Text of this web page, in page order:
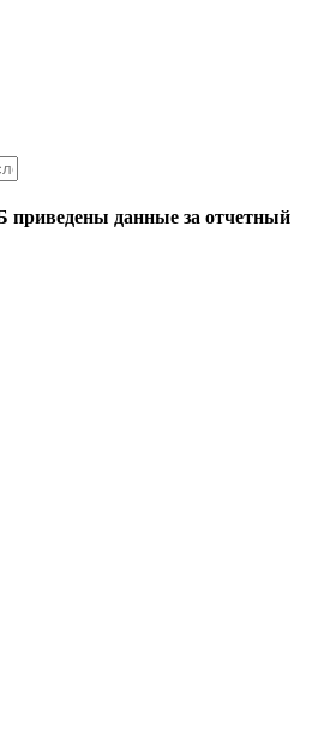
приведены данные за отчетный